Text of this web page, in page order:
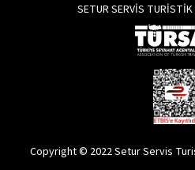
SETUR SERVİS TURİSTİK
Copyright © 2022 Setur Servis